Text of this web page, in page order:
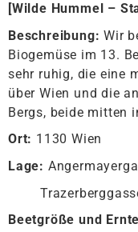
[Wilde Hummel –
Beschreibung: Wir
Biogemüse im 13.
sehr ruhig, die eine
über Wien und die
Bergs, beide mitten
Ort: 1130 Wien
Lage:
Beetgröße und